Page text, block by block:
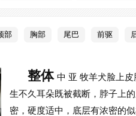
部 胸部 尾巴 前驱
整体 中 亚 牧羊犬脸上
生不久耳朵既被截断，脖子上
密，硬度适中，底层有浓密的